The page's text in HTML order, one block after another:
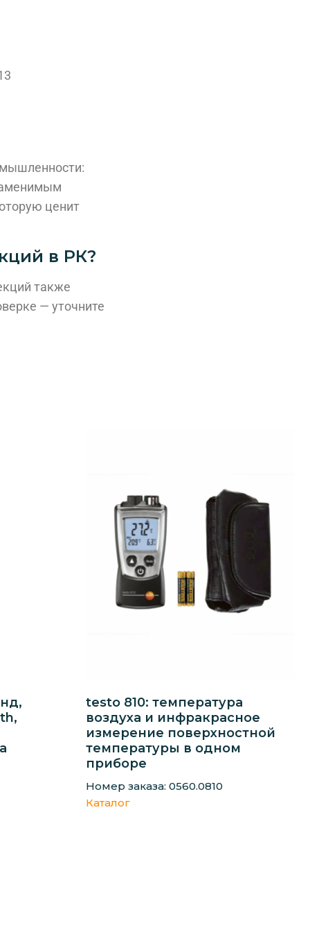
ценит
в РК?
также
— уточните
testo 810: температура
воздуха и инфракрасное
измерение поверхностной
температуры в одном
приборе
Номер заказа: 0560.0810
Каталог